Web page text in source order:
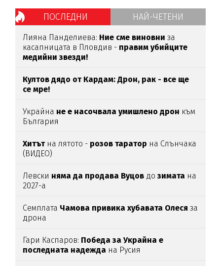
ПОСЛЕДНИ НАЙ-ЧЕТЕНИ
Лияна Панделиева: Ние сме виновниза
касапницата в Пловдив - правим убийците
медийни звезди!
Култов дядо от Кардам: Дрон, рак - все ще
се мре!
Украйна не е насочвала умишлено дрон към
България
Хитътна лятото - розов таратор на Слънчака
(ВИДЕО)
Левски няма да продава Вуцов дозимата на
2027-а
Семплата Чамова привика хубавата Олеся за
дрона
Гари Каспаров: Победа за Украйна е
последната надежда на Русия